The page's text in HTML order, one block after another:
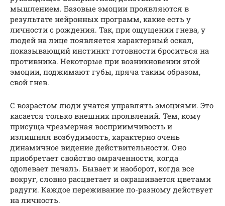
мышлением. Базовые эмоции проявляются в
результате нейронных программ, какие есть у
личности с рождения. Так, при ощущении гнева, у
людей на лице появляется характерный оскал,
показывающий инстинкт готовности броситься на
противника. Некоторые при возникновении этой
эмоции, поджимают губы, пряча таким образом,
свой гнев.
С возрастом люди учатся управлять эмоциями. Это
касается только внешних проявлений. Тем, кому
присуща чрезмерная восприимчивость и
излишняя возбудимость, характерно очень
динамичное видение действительности. Оно
приобретает свойство омраченности, когда
одолевает печаль. Бывает и наоборот, когда все
вокруг, словно расцветает и окрашивается цветами
радуги. Каждое переживание по-разному действует
на личность.